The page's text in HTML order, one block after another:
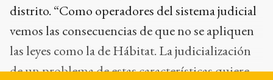
distrito. “Como operadores del sistema judicial
vemos las consecuencias de que no se apliquen
las leyes como la de Hábitat. La judicialización
de un problema de estas características quiere